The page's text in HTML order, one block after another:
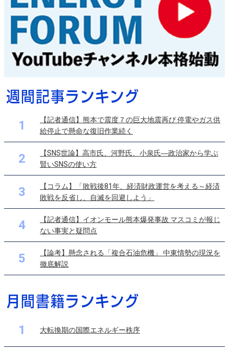
1
【記者通信】熊本で震度７の巨大地震再び 停電やガス供
給停止で懸命な復旧作業続く
2
【SNS世論】高市氏、河野氏、小泉氏―政治家から学ぶ
賢いSNSの使い方
3
【コラム】「敗戦後81年、経済財政運営を考える～経済
敗戦を反省し、自滅を回避しよう」
4
【記者通信】イオンモール熊本爆発事故 マスコミが報じ
ない事実と疑問点
5
【論考】懸念される「複合石油危機」 中東情勢の現況を
徹底解説
1 大転換期の国際エネルギー秩序